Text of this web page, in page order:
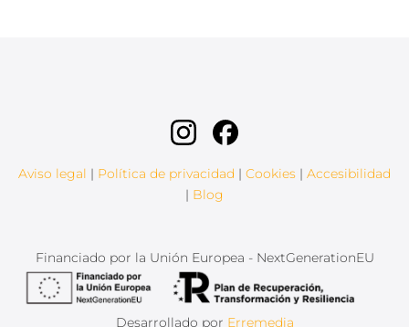
Aviso legal | Política de privacidad | Cookies | Accesibilidad
| Blog
Financiado por la Unión Europea - NextGenerationEU
Desarrollado por Erremedia